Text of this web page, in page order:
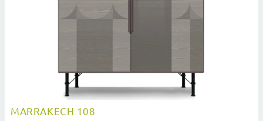
MARRAKECH 108